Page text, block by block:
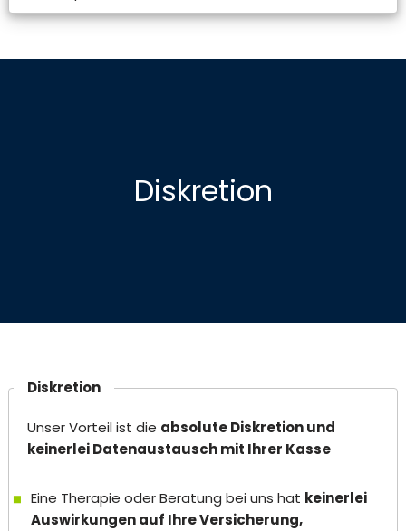
Diskretion
Diskretion
Unser Vorteil ist die absolute Diskretion und
keinerlei Datenaustausch mit Ihrer Kasse
Eine Therapie oder Beratung bei uns hat keinerlei
Auswirkungen auf Ihre Versicherung,